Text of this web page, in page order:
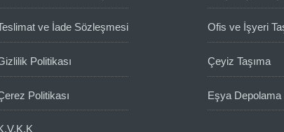
ve İade Sözleşmesi
Politikası
Politikası
Ofis ve İşyeri
Çeyiz Taşıma
Eşya Depolama